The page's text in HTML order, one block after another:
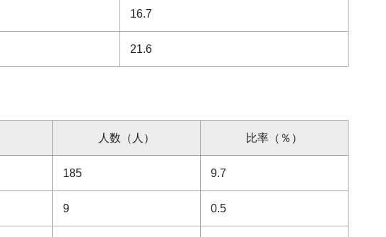
16.7
21.6
人数（人） 比率（％）
185 9.7
9 0.5